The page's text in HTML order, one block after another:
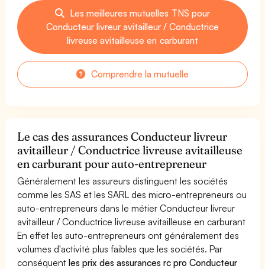
Les meilleures mutuelles TNS pour
Conducteur livreur avitailleur / Conductrice
livreuse avitailleuse en carburant
Comprendre la mutuelle
Le cas des assurances Conducteur livreur
avitailleur / Conductrice livreuse avitailleuse
en carburant pour auto-entrepreneur
Généralement les assureurs distinguent les sociétés
comme les SAS et les SARL des micro-entrepreneurs ou
auto-entrepreneurs dans le métier Conducteur livreur
avitailleur / Conductrice livreuse avitailleuse en carburant
En effet les auto-entrepreneurs ont généralement des
volumes d'activité plus faibles que les sociétés. Par
conséquentles prix des assurances rc pro Conducteur